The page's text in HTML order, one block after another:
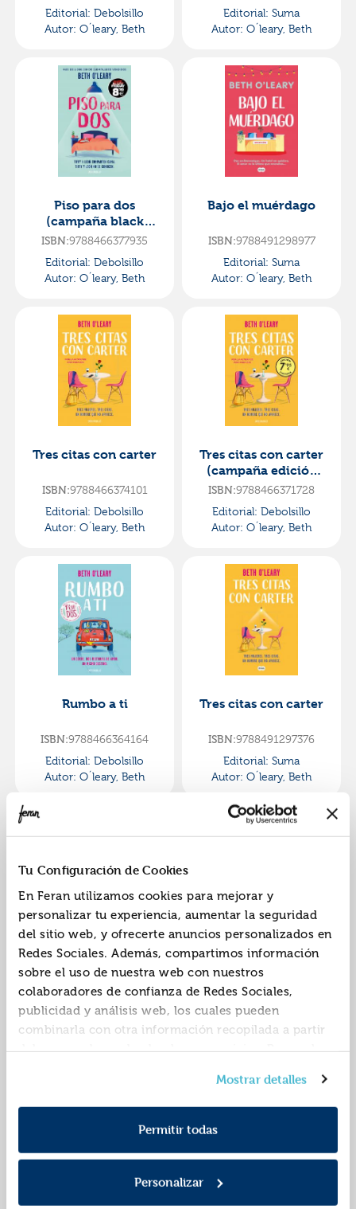
Tu Configuración de Cookies
En Feran utilizamos cookies para mejorar y
personalizar tu experiencia, aumentar la seguridad
del sitio web, y ofrecerte anuncios personalizados en
Redes Sociales. Además, compartimos información
sobre el uso de nuestra web con nuestros
colaboradores de confianza de Redes Sociales,
publicidad y análisis web, los cuales pueden
combinarla con otra información recopilada a partir
del uso que hayas hecho de sus servicios. Recuerda
consentimiento en cualquier momento. Para más
información consulta laPolítica de Cookiesy la
Política de Privacidad.
Mostrar detalles
Permitir todas
Personalizar
Editorial: Debolsillo
Autor: O´leary, Beth
Editorial: Suma
Autor: O´leary, Beth
Piso para dos
(campaña black
friday)
ISBN:9788466377935
Editorial: Debolsillo
Autor: O´leary, Beth
Bajo el muérdago
ISBN:9788491298977
Editorial: Suma
Autor: O´leary, Beth
Tres citas con carter
ISBN:9788466374101
Editorial: Debolsillo
Autor: O´leary, Beth
Tres citas con carter
(campaña edición
limitada)
ISBN:9788466371728
Editorial: Debolsillo
Autor: O´leary, Beth
Rumbo a ti
ISBN:9788466364164
Editorial: Debolsillo
Autor: O´leary, Beth
Tres citas con carter
ISBN:9788491297376
Editorial: Suma
Autor: O´leary, Beth
En tus zapatos
(edición black friday)
ISBN:9788466363365
Editorial: Debolsillo
Autor:O´leary, Beth
Pack piso para dos y
en tus zapatos
ISBN:9788466352680
Editorial:Debolsillo
Autor:O´leary, Beth
En tus zapatos Rumbo a ti